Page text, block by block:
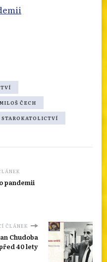
MILOŠ ČECH
STAROKATOLICTVÍ
pandemii
ČLÁNEK
Chudoba
40 lety